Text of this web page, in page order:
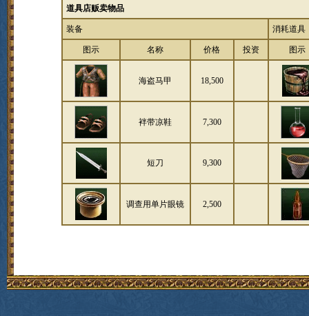
道具店贩卖物品
装备 消耗道具
图示 名称 价格 投资 图示
海盗马甲 18,500
袢带凉鞋 7,300
短刀 9,300
调查用单片眼镜 2,500